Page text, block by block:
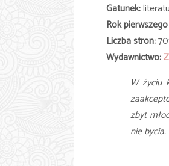
Gatunek:
Rok
Liczba stron:
Wydawnictwo:
W życiu
zbyt
nie bycia.